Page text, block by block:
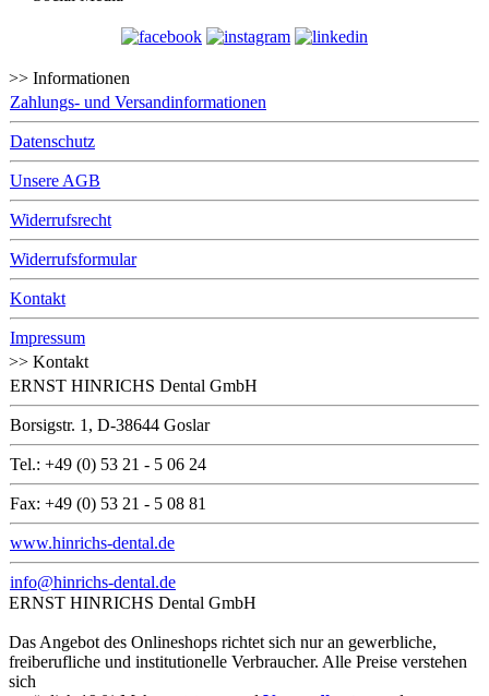
>> Informationen
Zahlungs- und Versandinformationen
Datenschutz
Unsere AGB
Widerrufsrecht
Widerrufsformular
Kontakt
Impressum
>> Kontakt
ERNST HINRICHS Dental GmbH
Borsigstr. 1, D-38644 Goslar
Tel.: +49 (0) 53 21 - 5 06 24
Fax: +49 (0) 53 21 - 5 08 81
www.hinrichs-dental.de
info@hinrichs-dental.de
ERNST HINRICHS Dental GmbH
Das Angebot des Onlineshops richtet sich nur an gewerbliche,
freiberufliche und institutionelle Verbraucher. Alle Preise verstehen
sich